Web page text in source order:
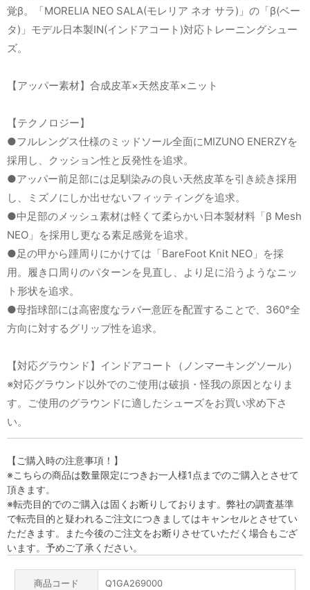
覚β。「MORELIA NEO SALA(モレリア ネオ サラ)」の「β(ベー
タ)」モデル日本製IN(インドアコート)対応トレーニングシュー
ズ。
【アッパー素材】合成皮革×天然皮革×ニット
【テクノロジー】
●フルレングス仕様のミッドソール全面にMIZUNO ENERZYを
採用し、クッション性と反発性を追求。
●アッパー前足部には足馴染みの良い天然皮革を引き続き採用
し、ミズノにしか出せないフィッティングを追求。
●中足部のメッシュ素材は軽くて柔らかい日本製材料「β Mesh
NEO」を採用し更なる素足感覚を追求。
●足の甲から踵周りにかけては「BareFoot Knit NEO」を採
用。履き口周りのパターンを見直し、より足に沿うようなニッ
ト形状を追求。
●母指球部には高密度なラバー意匠を配置することで、360°全
方向に対するグリップ性を追求。
【対応グラウンド】インドアコート（ノンマーキングソール）
※対応グラウンド以外でのご使用は破損・怪我の原因となりま
す。ご使用のグラウンドに適したシューズをお買い求め下さ
い。
【ご購入時の注意事項！】
※こちらの商品は数量限定につきお一人様1点までのご購入とさせて
頂きます。
※転売目的でのご購入は固くお断りしております。弊社の調査基準
で転売目的と疑われるご注文につきましてはキャンセルとさせてい
ただきます。また今後のご注文をお断りさせていただく場合もござ
います。予めご了承ください。
商品コード Q1GA269000